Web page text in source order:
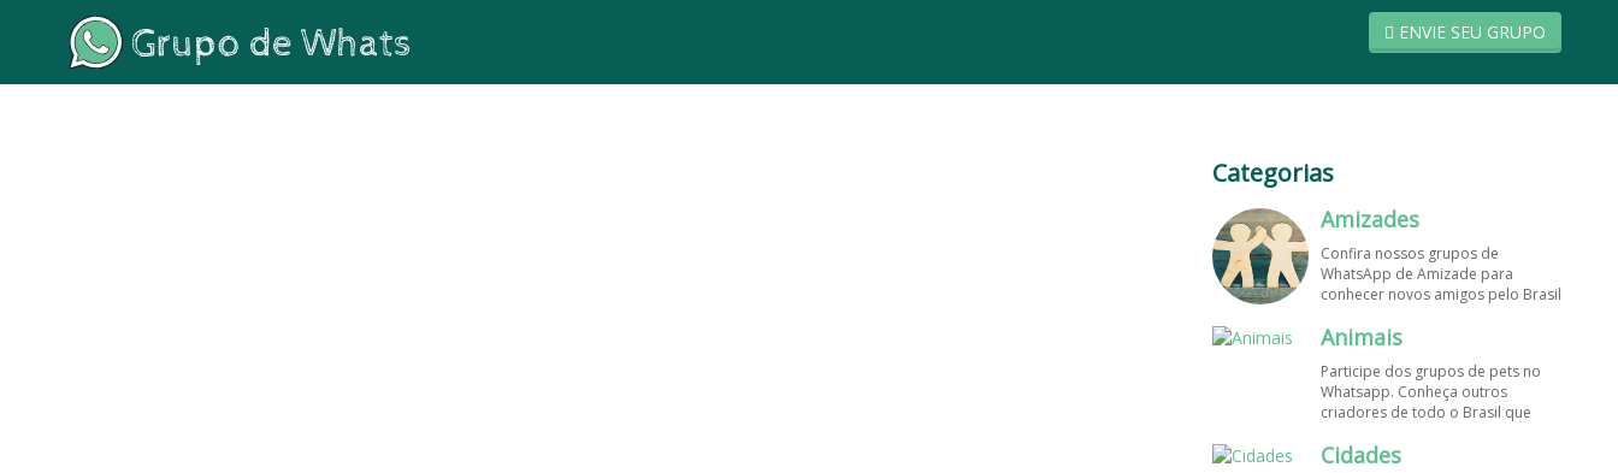
ENVIE SEU GRUPO
Categorias
Amizades
Confira nossos grupos de
WhatsApp de Amizade para
conhecer novos amigos pelo Brasil
melhores grupos de WhatsApp é
Animais
Participe dos grupos de pets no
Whatsapp. Conheça outros
criadores de todo o Brasil que
trocar dicas sobre como cuidar
Cidades